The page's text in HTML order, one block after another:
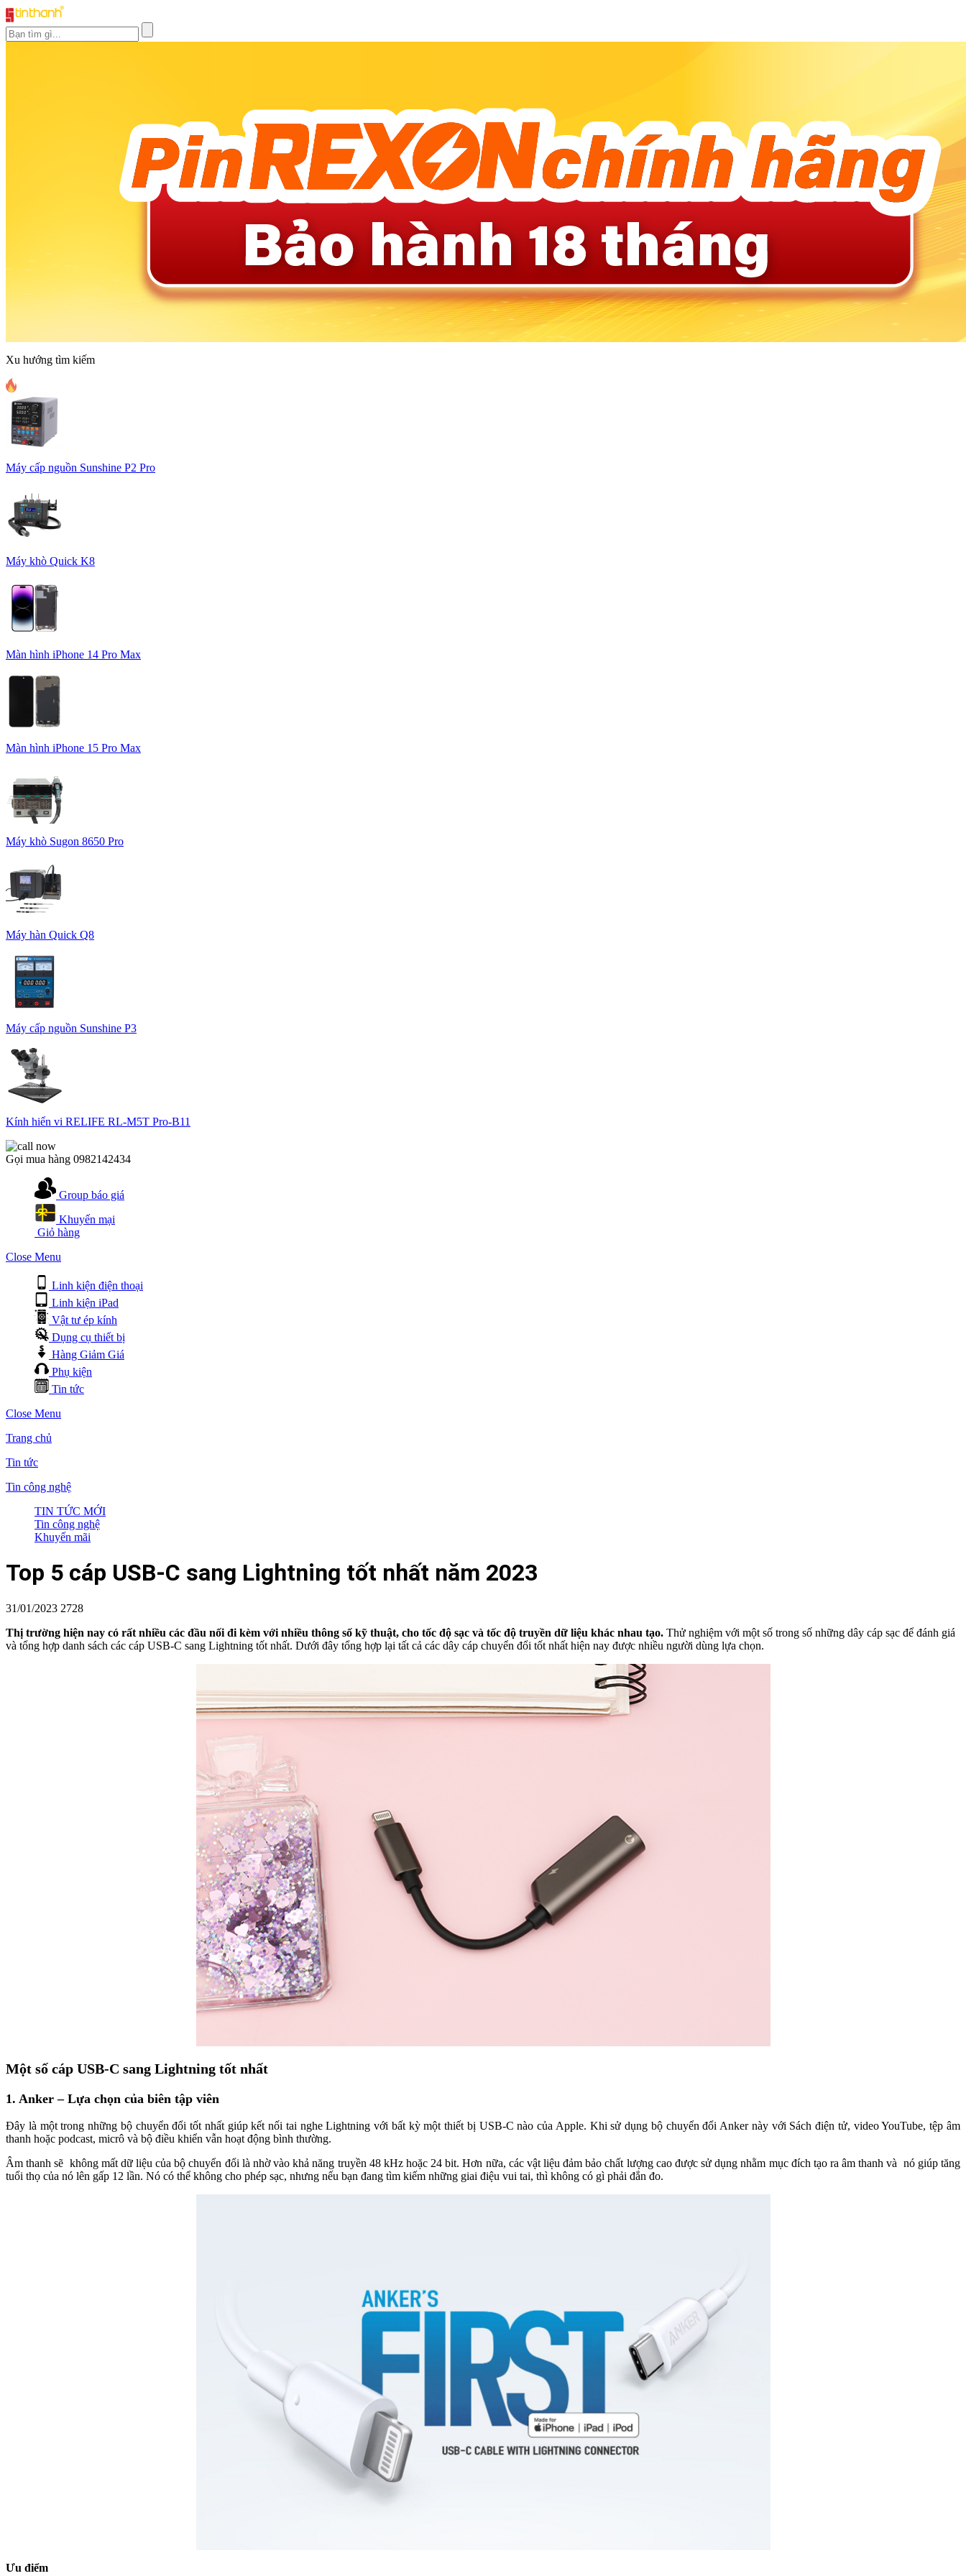
Xu hướng tìm kiếm
Máy cấp nguồn Sunshine P2 Pro
Máy khò Quick K8
Màn hình iPhone 14 Pro Max
Màn hình iPhone 15 Pro Max
Máy khò Sugon 8650 Pro
Máy hàn Quick Q8
Máy cấp nguồn Sunshine P3
Kính hiển vi RELIFE RL-M5T Pro-B11
Gọi mua hàng 0982142434
Group báo giá
Khuyến mại
Giỏ hàng
Close Menu
Linh kiện điện thoại
Linh kiện iPad
Vật tư ép kính
Dụng cụ thiết bị
Hàng Giảm Giá
Phụ kiện
Tin tức
Close Menu
Trang chủ
Tin tức
Tin công nghệ
TIN TỨC MỚI
Tin công nghệ
Khuyến mãi
Top 5 cáp USB-C sang Lightning tốt nhất năm 2023
31/01/2023 2728
Thị trường hiện nay có rất nhiều các đầu nối đi kèm với nhiều thông số kỹ thuật, cho tốc độ sạc và tốc độ truyền dữ liệu khác nhau tạo. Thử nghiệm với một số trong số những dây cáp sạc để đánh giá
và tổng hợp danh sách các cáp USB-C sang Lightning tốt nhất. Dưới đây tổng hợp lại tất cả các dây cáp chuyển đổi tốt nhất hiện nay được nhiều người dùng lựa chọn.
Một số cáp USB-C sang Lightning tốt nhất
1. Anker – Lựa chọn của biên tập viên
Đây là một trong những bộ chuyển đổi tốt nhất giúp kết nối tai nghe Lightning với bất kỳ một thiết bị USB-C nào của Apple. Khi sử dụng bộ chuyển đổi Anker này với Sách điện tử, video YouTube, tệp âm
thanh hoặc podcast, micrô và bộ điều khiển vẫn hoạt động bình thường.
Âm thanh sẽ không mất dữ liệu của bộ chuyển đổi là nhờ vào khả năng truyền 48 kHz hoặc 24 bit. Hơn nữa, các vật liệu đảm bảo chất lượng cao được sử dụng nhằm mục đích tạo ra âm thanh và nó giúp tăng
tuổi thọ của nó lên gấp 12 lần. Nó có thể không cho phép sạc, nhưng nếu bạn đang tìm kiếm những giai điệu vui tai, thì không có gì phải đắn đo.
Ưu điểm